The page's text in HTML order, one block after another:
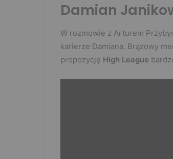
Damian
W rozmowie z Arturem
karierze Damiana. Brązowy
propozycję High League